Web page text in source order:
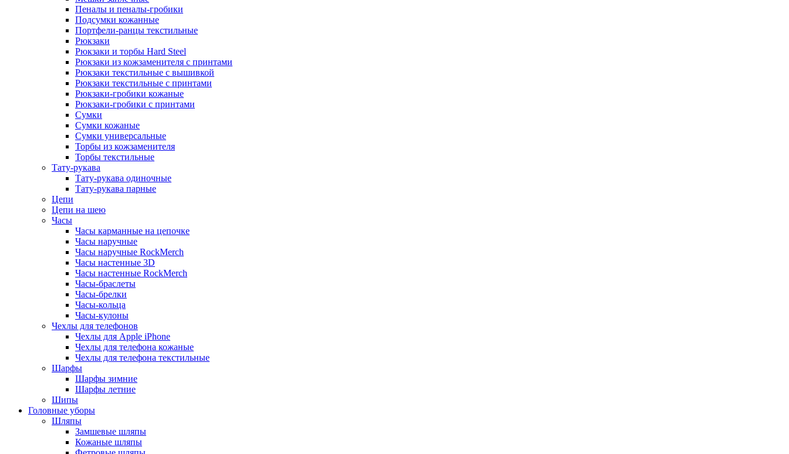
Пеналы и пеналы-гробики
Подсумки кожанные
Портфели-ранцы текстильные
Рюкзаки
Рюкзаки и торбы Hard Steel
Рюкзаки из кожзаменителя с принтами
Рюкзаки текстильные с вышивкой
Рюкзаки текстильные с принтами
Рюкзаки-гробики кожаные
Рюкзаки-гробики с принтами
Сумки
Сумки кожаные
Сумки универсальные
Торбы из кожзаменителя
Торбы текстильные
Тату-рукава
Тату-рукава одиночные
Тату-рукава парные
Цепи
Цепи на шею
Часы
Часы карманные на цепочке
Часы наручные
Часы наручные RockMerch
Часы настенные 3D
Часы настенные RockMerch
Часы-браслеты
Часы-брелки
Часы-кольца
Часы-кулоны
Чехлы для телефонов
Чехлы для Apple iPhone
Чехлы для телефона кожаные
Чехлы для телефона текстильные
Шарфы
Шарфы зимние
Шарфы летние
Шипы
Головные уборы
Шляпы
Замшевые шляпы
Кожаные шляпы